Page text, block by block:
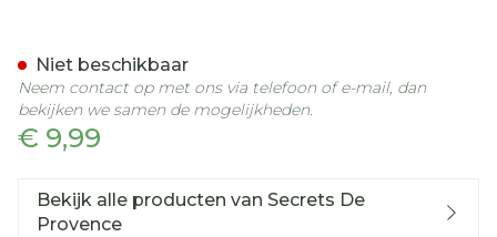
€ 9,99
Niet beschikbaar
Neem contact op met ons via telefoon of e-mail, dan
bekijken we samen de mogelijkheden.
Bekijk alle producten van Secrets De
Provence